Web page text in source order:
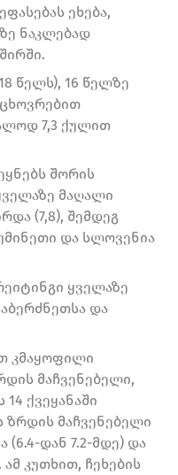
ეხება,
ნაკლებად
წელს), 16 წელზე
ცხოვრებით
7,3 ქულით
შორის
მაღალი
(7,8), შემდეგ
და სლოვენია
ყველაზე
და
კმაყოფილი
მაჩვენებელი,
ქვეყანაში
მაჩვენებელი
(6.4-დან 7.2-მდე) და
ამ კუთხით, ჩეხების